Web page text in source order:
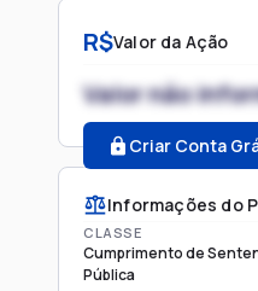
R$Valor da Ação
Valor não
Criar Conta
Informações do
CLASSE
Cumprimento de
Pública